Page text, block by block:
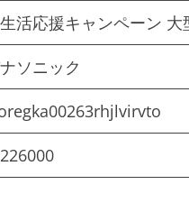
活応援キャンペーン
ソニック